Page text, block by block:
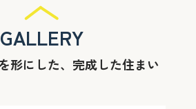
GALLERY
形にした、完成した住まい